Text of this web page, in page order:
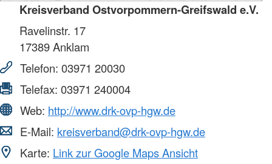
Kreisverband Ostvorpommern-Greifswald e.V.
Ravelinstr. 17
17389Anklam
Telefon: 03971 20030
Telefax: 03971 240004
Web: http://www.drk-ovp-hgw.de
E-Mail: kreisverband@drk-ovp-hgw.de
Karte: Link zur Google Maps Ansicht